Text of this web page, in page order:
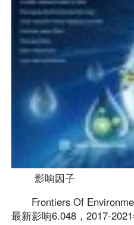
影响因子
Frontiers Of
最新影响6.048，2017-